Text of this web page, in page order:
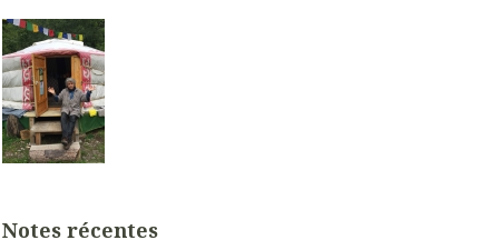
Notes récentes